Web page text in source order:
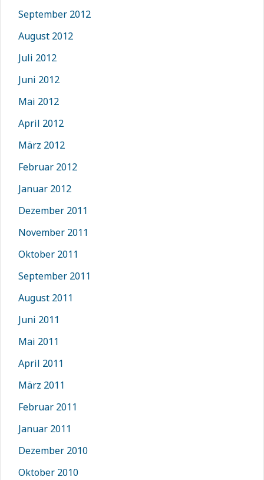
September 2012
August 2012
Juli 2012
Juni 2012
Mai 2012
April 2012
März 2012
Februar 2012
Januar 2012
Dezember 2011
November 2011
Oktober 2011
September 2011
August 2011
Juni 2011
Mai 2011
April 2011
März 2011
Februar 2011
Januar 2011
Dezember 2010
Oktober 2010